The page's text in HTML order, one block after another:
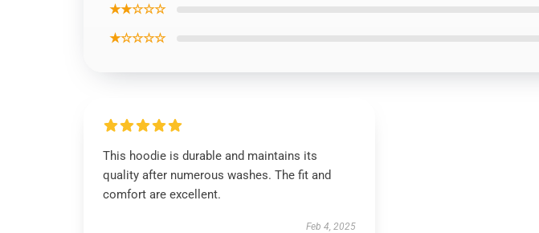
★★☆☆☆
★☆☆☆☆
This hoodie is durable and maintains its
quality after numerous washes. The fit and
comfort are excellent.
Feb 4, 2025